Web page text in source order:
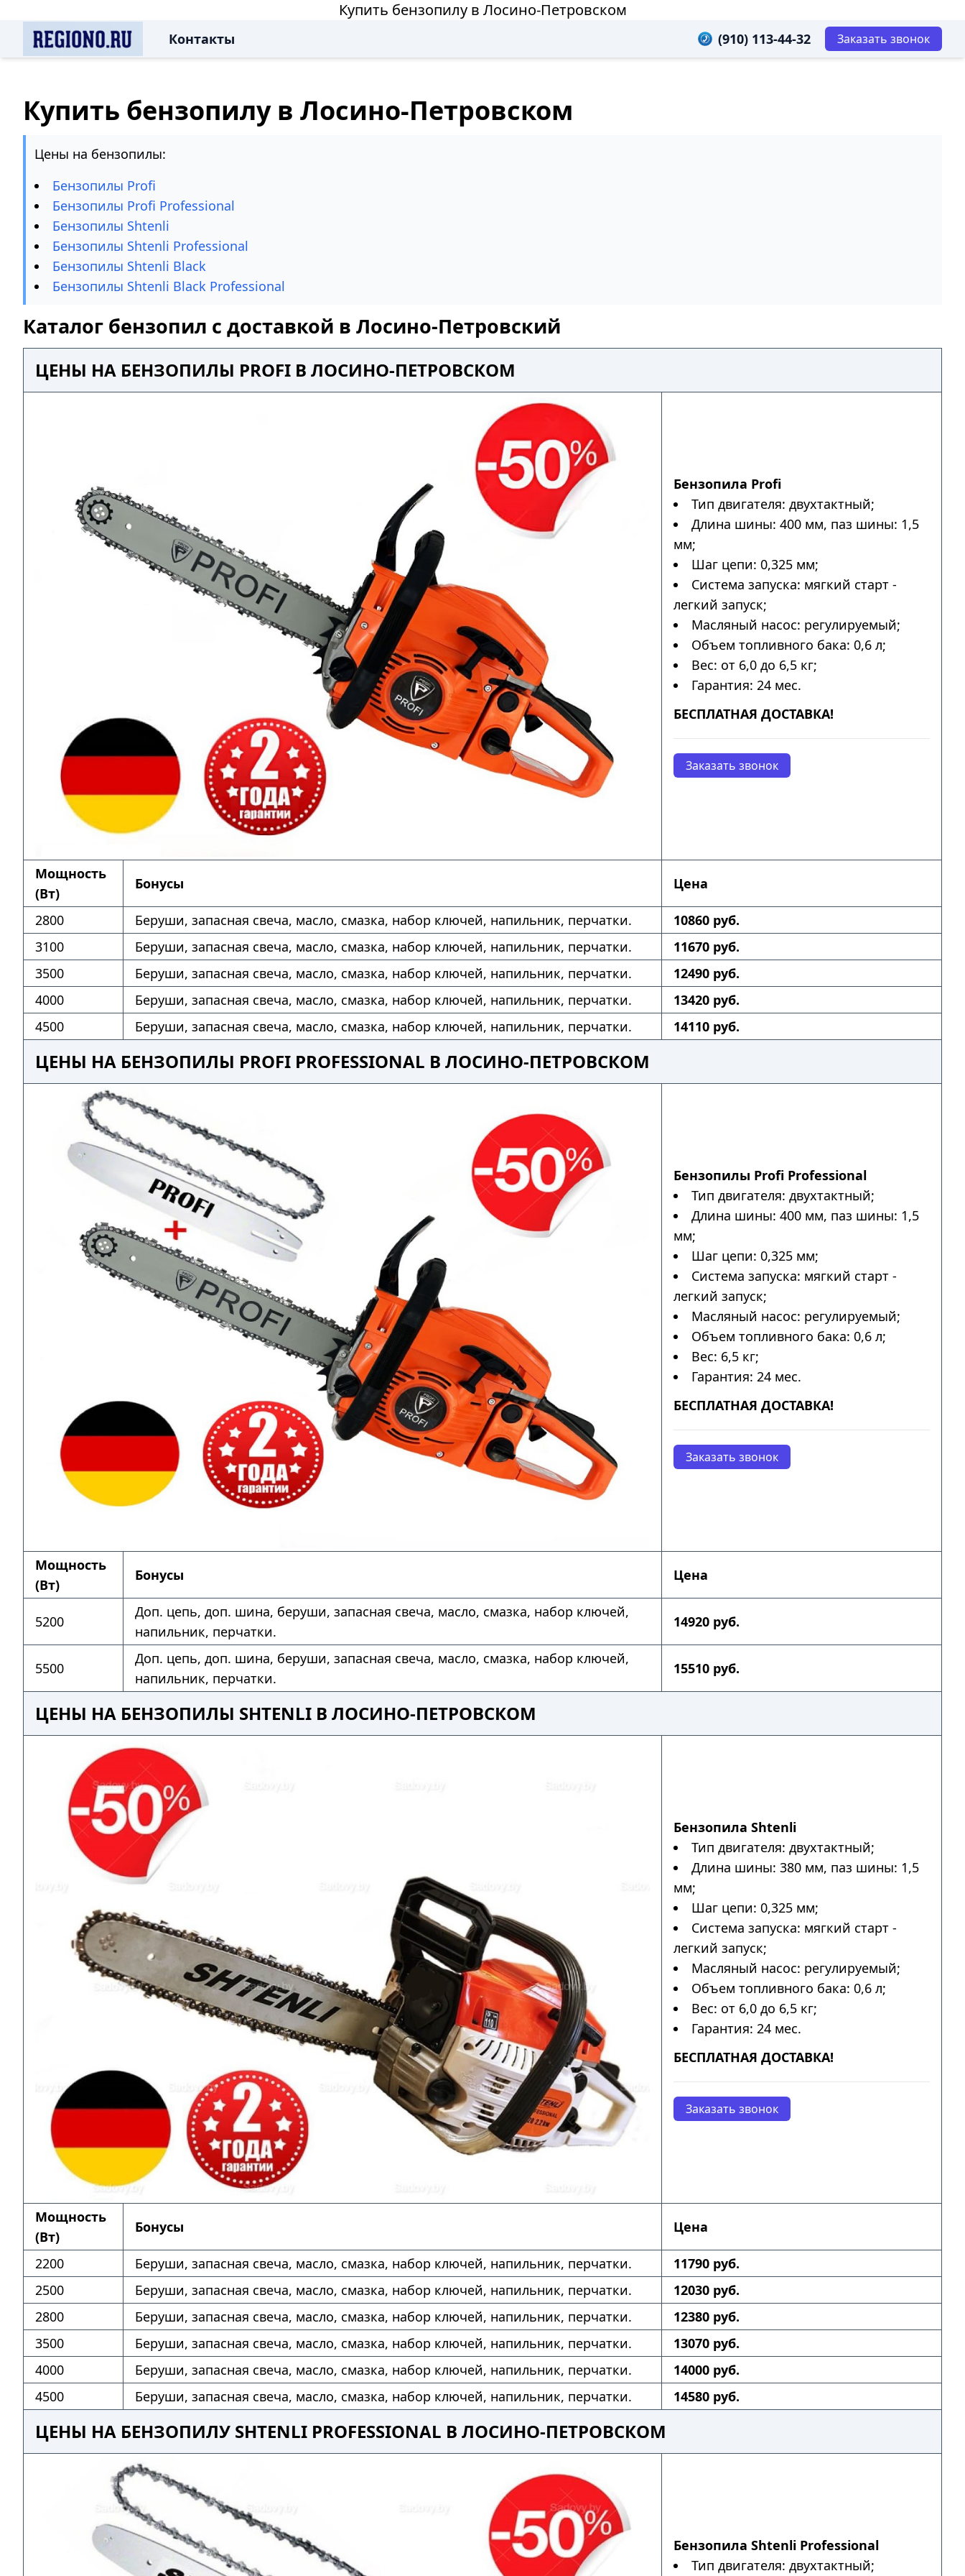
Купить бензопилу в Лосино-Петровском
Контакты (910) 113-44-32 Заказать звонок
Купить бензопилу в Лосино-Петровском
Цены на бензопилы:
Бензопилы Profi
Бензопилы Profi Professional
Бензопилы Shtenli
Бензопилы Shtenli Professional
Бензопилы Shtenli Black
Бензопилы Shtenli Black Professional
Каталог бензопил с доставкой в Лосино-Петровский
ЦЕНЫ НА БЕНЗОПИЛЫ PROFI В ЛОСИНО-ПЕТРОВСКОМ
Бензопила Profi
Тип двигателя: двухтактный;
Длина шины: 400 мм, паз шины: 1,5
мм;
Шаг цепи: 0,325 мм;
Система запуска: мягкий старт -
легкий запуск;
Масляный насос: регулируемый;
Объем топливного бака: 0,6 л;
Вес: от 6,0 до 6,5 кг;
Гарантия: 24 мес.
БЕСПЛАТНАЯ ДОСТАВКА!
Заказать звонок
Мощность
(Вт)
Бонусы Цена
2800 Беруши, запасная свеча, масло, смазка, набор ключей, напильник, перчатки.
10860 руб.
3100
Беруши, запасная свеча, масло, смазка, набор ключей, напильник, перчатки.
11670 руб.
3500
Беруши, запасная свеча, масло, смазка, набор ключей, напильник, перчатки.
12490 руб.
4000
Беруши, запасная свеча, масло, смазка, набор ключей, напильник, перчатки.
13420 руб.
4500
Беруши, запасная свеча, масло, смазка, набор ключей, напильник, перчатки. 14110 руб.
ЦЕНЫ НА БЕНЗОПИЛЫ PROFI PROFESSIONAL В ЛОСИНО-ПЕТРОВСКОМ
Бензопилы Profi Professional
Тип двигателя: двухтактный;
Длина шины: 400 мм, паз шины: 1,5
мм;
Шаг цепи: 0,325 мм;
Система запуска: мягкий старт -
легкий запуск;
Масляный насос: регулируемый;
Объем топливного бака: 0,6 л;
Вес: 6,5 кг;
Гарантия: 24 мес.
БЕСПЛАТНАЯ ДОСТАВКА!
Заказать звонок
Мощность
(Вт)
Бонусы Цена
5200
Доп. цепь, доп. шина, беруши, запасная свеча, масло, смазка, набор ключей,
напильник, перчатки.
14920 руб.
5500
Доп. цепь, доп. шина, беруши, запасная свеча, масло, смазка, набор ключей,
напильник, перчатки.
15510 руб.
ЦЕНЫ НА БЕНЗОПИЛЫ SHTENLI В ЛОСИНО-ПЕТРОВСКОМ
Бензопила Shtenli
Тип двигателя: двухтактный;
Длина шины: 380 мм, паз шины: 1,5
мм;
Шаг цепи: 0,325 мм;
Система запуска: мягкий старт -
легкий запуск;
Масляный насос: регулируемый;
Объем топливного бака: 0,6 л;
Вес: от 6,0 до 6,5 кг;
Гарантия: 24 мес.
БЕСПЛАТНАЯ ДОСТАВКА!
Заказать звонок
Мощность
(Вт)
Бонусы Цена
2200 Беруши, запасная свеча, масло, смазка, набор ключей, напильник, перчатки.
11790 руб.
2500
Беруши, запасная свеча, масло, смазка, набор ключей, напильник, перчатки.
12030 руб.
2800
Беруши, запасная свеча, масло, смазка, набор ключей, напильник, перчатки.
12380 руб.
3500
Беруши, запасная свеча, масло, смазка, набор ключей, напильник, перчатки.
13070 руб.
4000
Беруши, запасная свеча, масло, смазка, набор ключей, напильник, перчатки.
14000 руб.
4500
Беруши, запасная свеча, масло, смазка, набор ключей, напильник, перчатки. 14580 руб.
ЦЕНЫ НА БЕНЗОПИЛУ SHTENLI PROFESSIONAL В ЛОСИНО-ПЕТРОВСКОМ
Бензопила Shtenli Professional
Тип двигателя: двухтактный;